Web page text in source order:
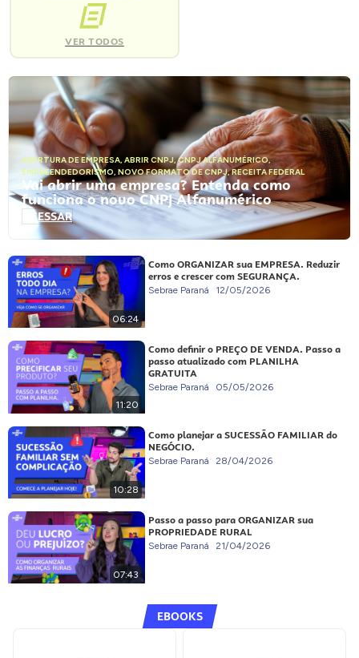
VER TODOS
ABERTURA DE EMPRESA, ABRIR CNPJ,CNPJ ALFANUMÉRICO,
EMPREENDEDORISMO, NOVO FORMATO DE CNPJ,RECEITA FEDERAL
Vai abrir uma empresa? Entenda como
funciona o novo CNPJ Alfanumérico
ACESSAR
06:24
Como ORGANIZAR sua EMPRESA. Reduzir
erros e crescer com SEGURANÇA.
Sebrae Paraná 12/05/2026
11:20
Como definir o PREÇO DE VENDA. Passo a
passo atualizado com PLANILHA
GRATUITA
Sebrae Paraná 05/05/2026
10:28
Como planejar a SUCESSÃO FAMILIAR do
NEGÓCIO.
Sebrae Paraná 28/04/2026
07:43
Passo a passo para ORGANIZAR sua
PROPRIEDADE RURAL
Sebrae Paraná 21/04/2026
EBOOKS